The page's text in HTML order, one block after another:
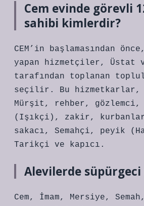
Cem evinde görevli
sahibi kimlerdir?
CEM’in başlamasından
yapan hizmetçiler, Üstat
tarafından toplanan
seçilir. Bu hizmetkarlar,
Mürşit, rehber, gözlemci,
(Işıkçi), zakir,
sakacı, Semahçi, peyik
Tarikçi ve kapıcı.
Alevilerde
Cem, İmam, Mersiye,